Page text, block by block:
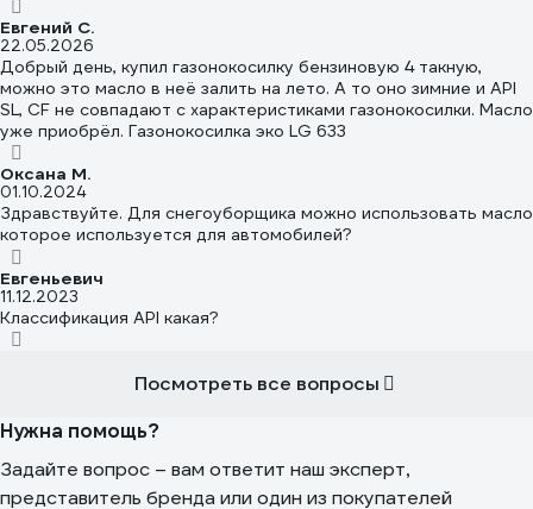
Евгений С.
22.05.2026
Добрый день, купил газонокосилку бензиновую 4 такную,
можно это масло в неё залить на лето. А то оно зимние и API
SL, CF не совпадают с характеристиками газонокосилки. Масло
уже приобрёл. Газонокосилка эко LG 633
Оксана М.
01.10.2024
Здравствуйте. Для снегоуборщика можно использовать масло
которое используется для автомобилей?
Евгеньевич
11.12.2023
Классификация API какая?
Посмотреть все вопросы
Нужна помощь?
Задайте вопрос – вам ответит наш эксперт,
представитель бренда или один из покупателей